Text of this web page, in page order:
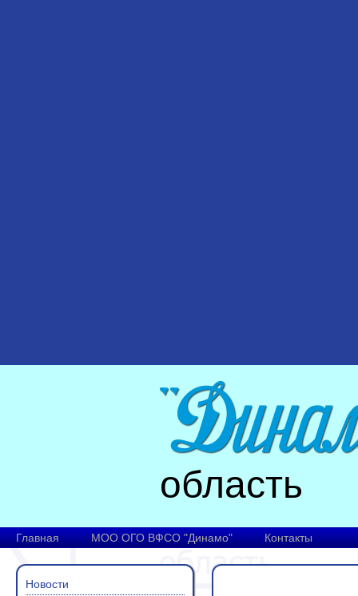
область
Главная МОО ОГО ВФСО "Динамо" Контакты
Новости